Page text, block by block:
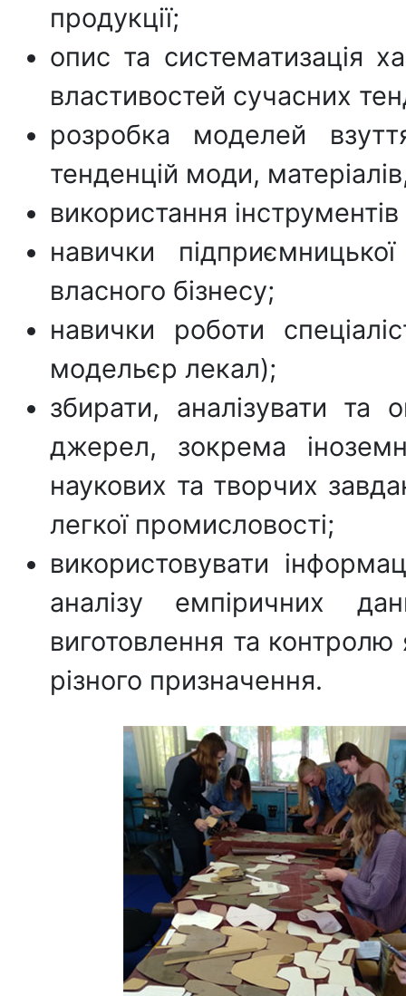
продукції;
опис та систематизація
властивостей сучасних
розробка моделей
тенденцій моди,
використання
навички
власного бізнесу;
навички роботи
модельєр лекал);
збирати, аналізувати та
джерел, зокрема
наукових та творчих
легкої промисловості;
використовувати
аналізу емпіричних
виготовлення та контролю
різного призначення.